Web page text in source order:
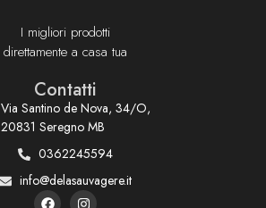
I migliori prodotti
direttamente a casa tua
Contatti
Via Santino de Nova, 34/O,
20831 Seregno MB
0362245594
info@delasauvagere.it